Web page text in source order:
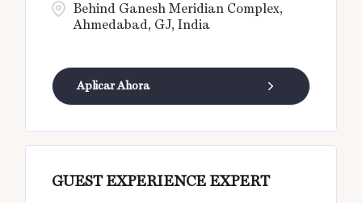
Behind Ganesh Meridian Complex,
Ahmedabad, GJ, India
Aplicar Ahora
GUEST EXPERIENCE EXPERT